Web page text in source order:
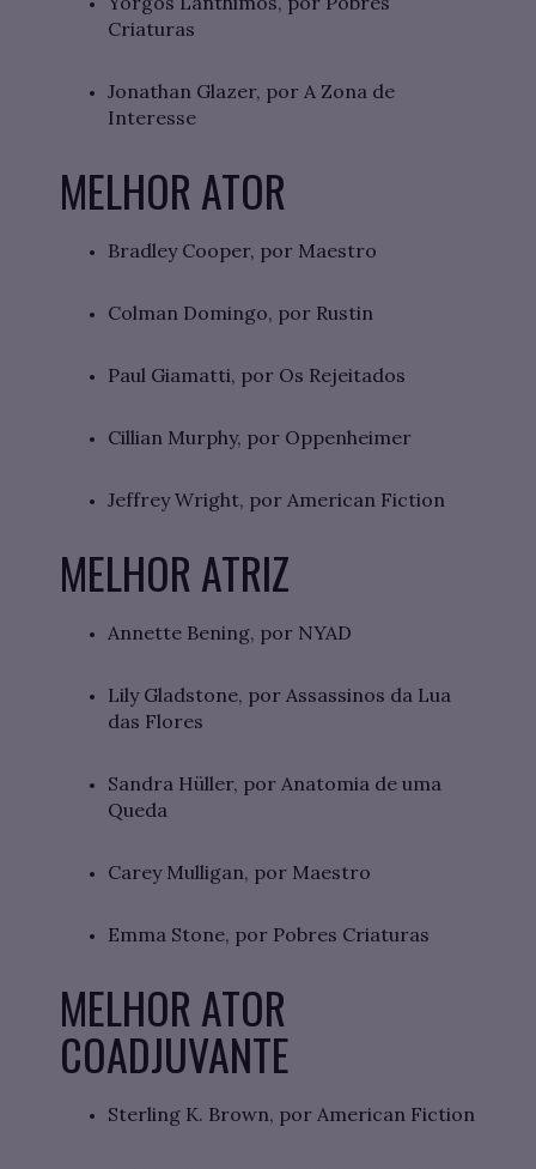
Criaturas
Jonathan Glazer, por A Zona de
Interesse
MELHOR ATOR
Bradley Cooper, por Maestro
Colman Domingo, por Rustin
Paul Giamatti, por Os Rejeitados
Cillian Murphy, por Oppenheimer
Jeffrey Wright, por American Fiction
MELHOR ATRIZ
Annette Bening, por NYAD
Lily Gladstone, por Assassinos da Lua
das Flores
Sandra Hüller, por Anatomia de uma
Queda
Carey Mulligan, por Maestro
Emma Stone, por Pobres Criaturas
MELHOR ATOR
COADJUVANTE
Sterling K. Brown, por American Fiction